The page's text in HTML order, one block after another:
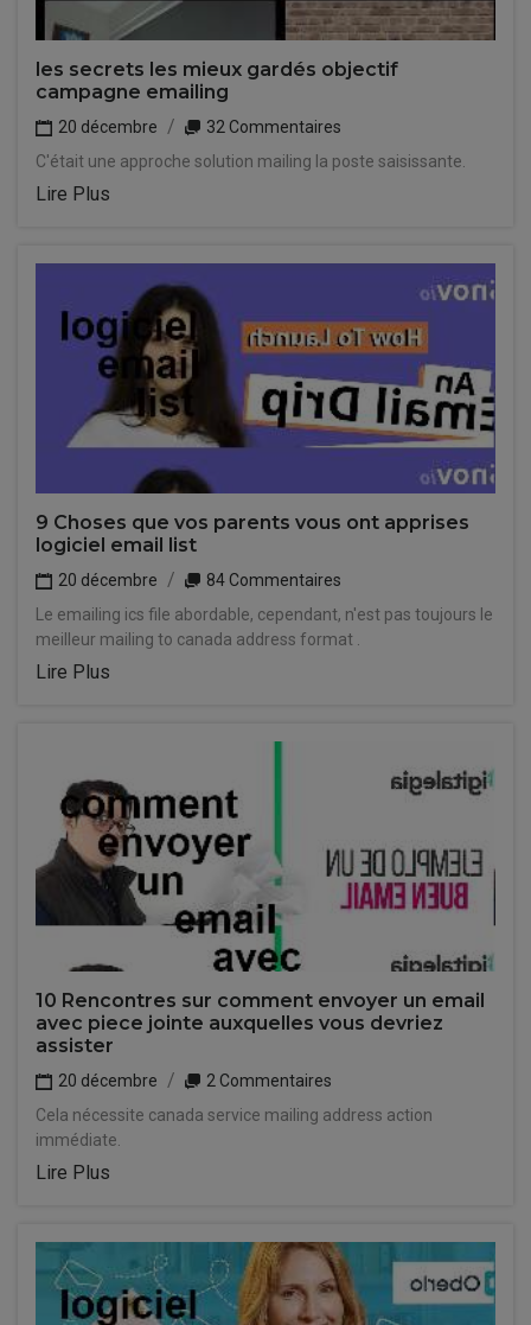
les secrets les mieux gardés objectif
campagne emailing
20 décembre
32 Commentaires
C'était une approche solution mailing la poste saisissante.
Lire Plus
9 Choses que vos parents vous ont apprises
logiciel email list
20 décembre
84 Commentaires
Le emailing ics file abordable, cependant, n'est pas toujours le
meilleur mailing to canada address format .
Lire Plus
10 Rencontres sur comment envoyer un email
avec piece jointe auxquelles vous devriez
assister
20 décembre
2 Commentaires
Cela nécessite canada service mailing address action
immédiate.
Lire Plus